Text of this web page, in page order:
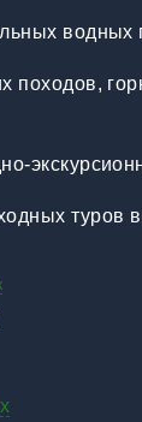
водных
походов,
туров